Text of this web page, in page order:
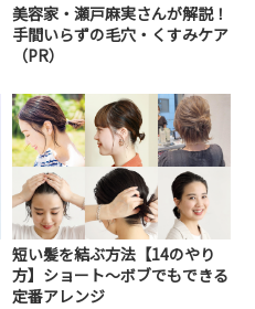
美容家・瀬戸麻実さんが解説！
手間いらずの毛穴・くすみケア
（PR）
短い髪を結ぶ方法【14のやり
方】ショート～ボブでもできる
定番アレンジ